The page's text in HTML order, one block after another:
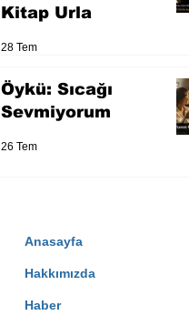
Kitap Urla
28 Tem
Öykü: Sıcağı
Sevmiyorum
26 Tem
Anasayfa
Hakkımızda
Haber